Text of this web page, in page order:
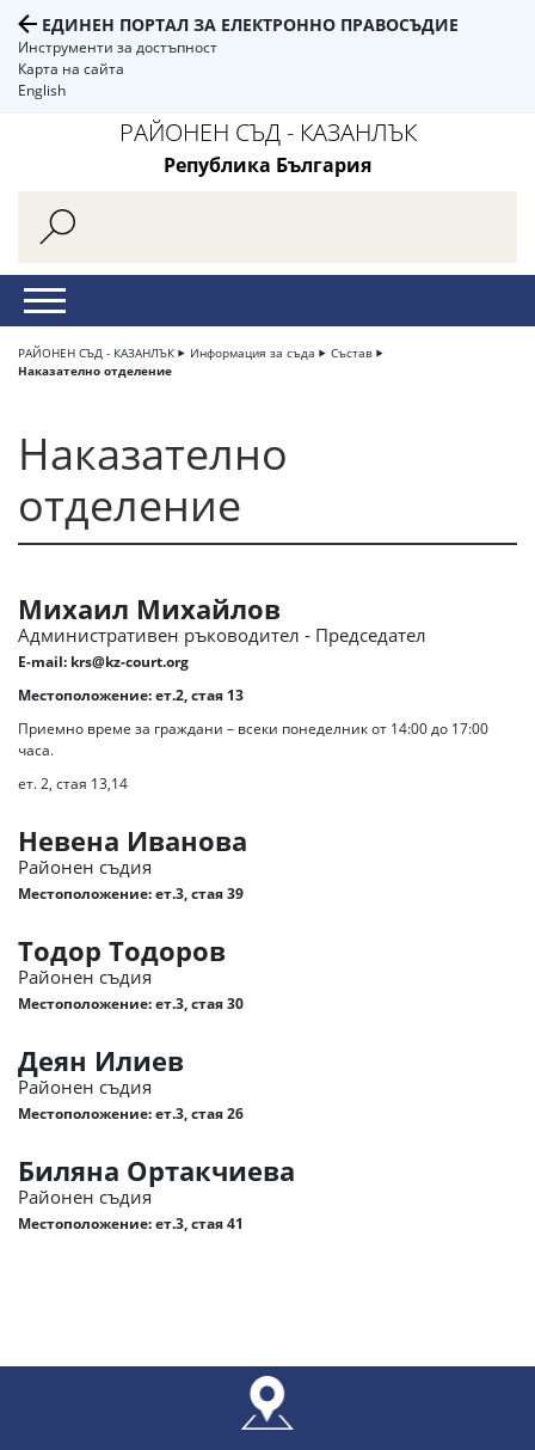
ЕДИНЕН ПОРТАЛ ЗА ЕЛЕКТРОННО ПРАВОСЪДИЕ
Инструменти за достъпност
Карта на сайта
English
РАЙОНЕН СЪД - КАЗАНЛЪК
Република България
РАЙОНЕН СЪД - КАЗАНЛЪК Информация за съда
Състав
Наказателно отделение
Наказателно
отделение
Михаил Михайлов
Административен ръководител - Председател
E-mail: krs@kz-court.org
Местоположение: ет.2, стая 13
Приемно време за граждани – всеки понеделник от 14:00 до 17:00
часа.
ет. 2, стая 13,14
Невена Иванова
Районен съдия
Местоположение: ет.3, стая 39
Тодор Тодоров
Районен съдия
Местоположение: ет.3, стая 30
Деян Илиев
Районен съдия
Местоположение: ет.3, стая 26
Биляна Ортакчиева
Районен съдия
Местоположение: ет.3, стая 41